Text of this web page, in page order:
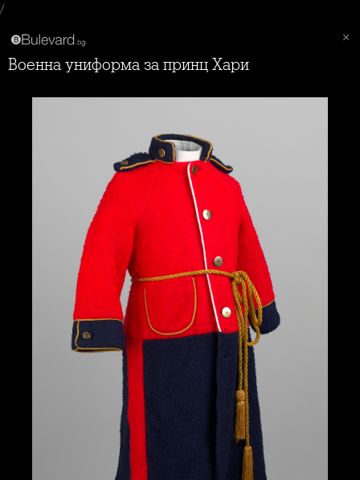
/
Военна униформа за принц Хари